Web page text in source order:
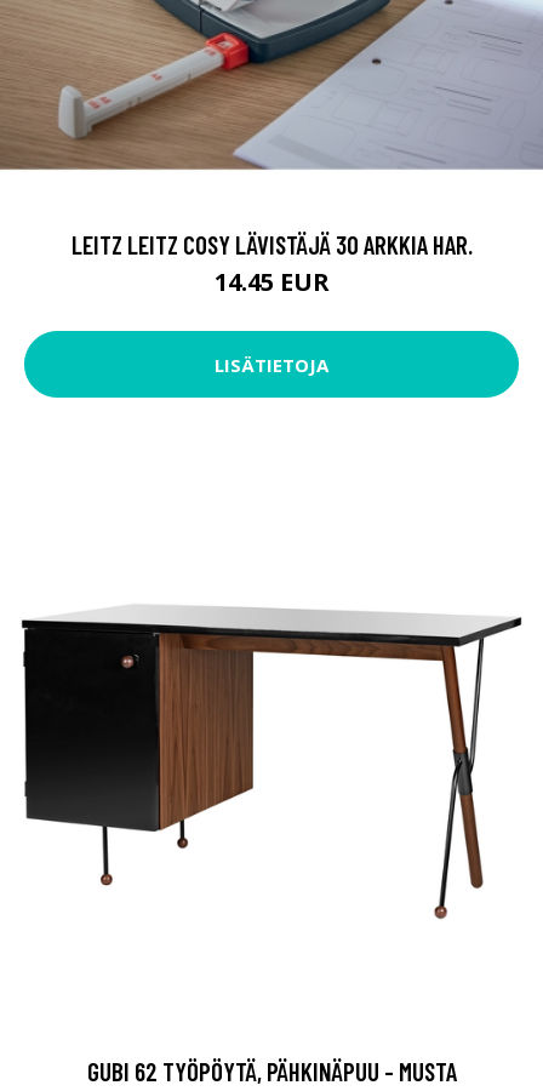
LEITZ LEITZ COSY LÄVISTÄJÄ 30 ARKKIA HAR.
14.45 EUR
LISÄTIETOJA
GUBI 62 TYÖPÖYTÄ, PÄHKINÄPUU - MUSTA